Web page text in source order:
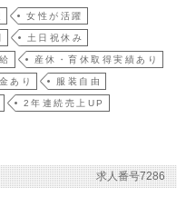
／HP掲載資料／ 患者向け資材／学会
薬協が定める「医療用医薬品製品情
女性が活躍
土日祝休み
産休・育休取得実績あり
あり 服装自由
2年連続売上UP
求人番号7286